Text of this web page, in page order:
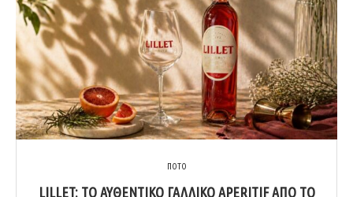
ΠΟΤΟ
LILLET: ΤΟ ΑΥΘΕΝΤΙΚΌ ΓΑΛΛΙΚΌ APERITIF ΑΠΌ ΤΟ